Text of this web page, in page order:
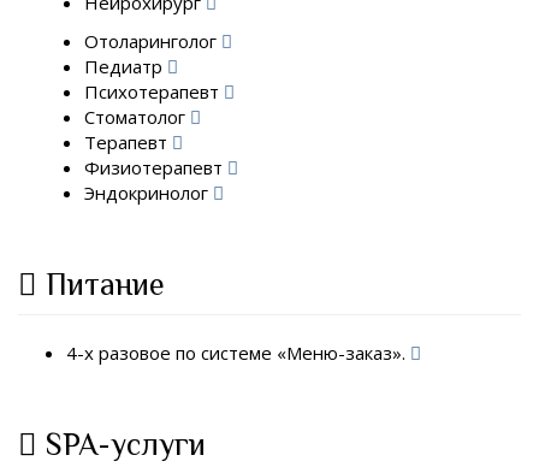
Отоларинголог
Педиатр
Психотерапевт
Стоматолог
Терапевт
Физиотерапевт
Эндокринолог
Питание
4-х разовое по системе «Меню-заказ».
SPA-услуги